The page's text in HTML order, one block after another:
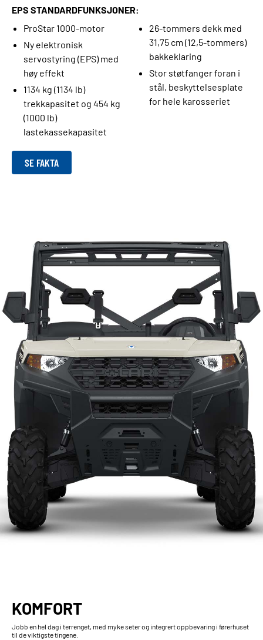
EPS STANDARDFUNKSJONER:
ProStar 1000-motor
Ny elektronisk
servostyring (EPS) med
høy effekt
1134 kg (1134 lb)
trekkapasitet og 454 kg
(1000 lb)
lastekassekapasitet
26-tommers dekk med
31,75 cm (12,5-tommers)
bakkeklaring
Stor støtfanger foran i
stål, beskyttelsesplate
for hele karosseriet
SE FAKTA
KOMFORT
Jobb en hel dag i terrenget, med myke seter og integrert oppbevaring i førerhuset
til de viktigste tingene.